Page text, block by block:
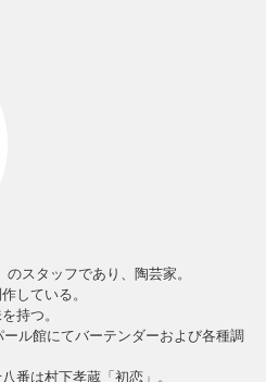
スタッフであり、陶芸家。
している。
持つ。
ル館にてバーテンダーおよび各種調
番は村下孝蔵「初恋」。